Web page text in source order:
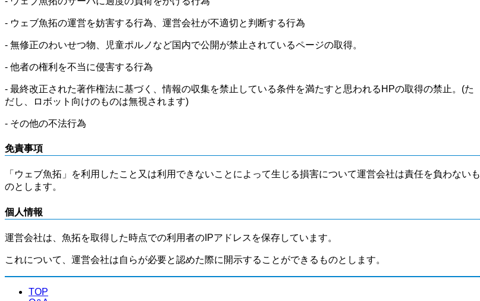
- ウェブ魚拓の運営を妨害する行為、運営会社が不適切と判断する行為
- 無修正のわいせつ物、児童ポルノなど国内で公開が禁止されているページの取得。
- 他者の権利を不当に侵害する行為
- 最終改正された著作権法に基づく、情報の収集を禁止している条件を満たすと思われるHPの取得の禁止。(た
だし、ロボット向けのものは無視されます)
- その他の不法行為
免責事項
「ウェブ魚拓」を利用したこと又は利用できないことによって生じる損害について運営会社は責任を負わないも
のとします。
個人情報
運営会社は、魚拓を取得した時点での利用者のIPアドレスを保存しています。
これについて、運営会社は自らが必要と認めた際に開示することができるものとします。
TOP